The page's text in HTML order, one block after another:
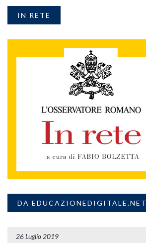
IN RETE
DA EDUCAZIONEDIGITALE.NET
26 Luglio 2019